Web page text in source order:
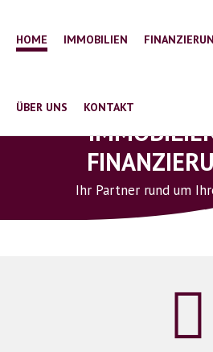
Sudetenstraße 3 ,
HOME IMMOBILIEN
ÜBER UNS KONTAKT
Ihr Partner rund um